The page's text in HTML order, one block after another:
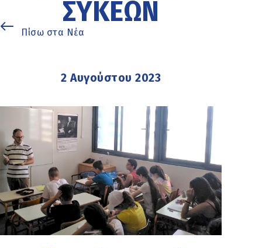
ΣΥΚΕΏΝ
Πίσω στα Νέα
2 Αυγούστου 2023